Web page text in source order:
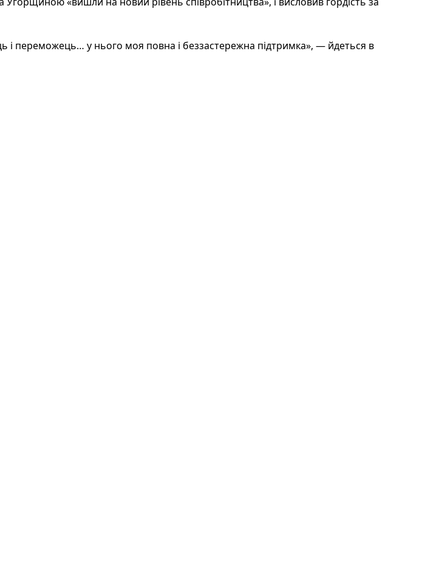
і переможець… у нього моя повна і беззастережна підтримка», — йдеться в